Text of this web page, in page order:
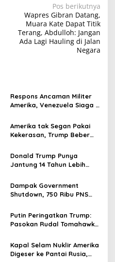
Pos berikutnya
Wapres Gibran Datang,
Muara Kate Dapat Titik
Terang, Abdulloh: Jangan
Ada Lagi Hauling di Jalan
Negara
Respons Ancaman Militer
Amerika, Venezuela Siaga 5
Amerika tak Segan Pakai
Kekerasan, Trump Beber
Senjata Sendiri
Donald Trump Punya
Jantung 14 Tahun Lebih
Dampak Government
Shutdown, 750 Ribu PNS
Bertahap
Putin Peringatkan Trump:
Pasokan Rudal Tomahawk
Hubungan Rusia-AS
Kapal Selam Nuklir Amerika
Digeser ke Pantai Rusia,